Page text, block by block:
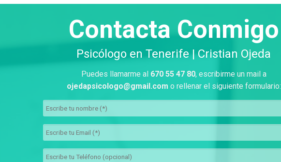
Contacta Conmigo
Psicólogo en Tenerife | Cristian Ojeda
Puedes llamarme al 670 55 47 80, escribirme un mail a
ojedapsicologo@gmail.com o rellenar el siguiente formulario: